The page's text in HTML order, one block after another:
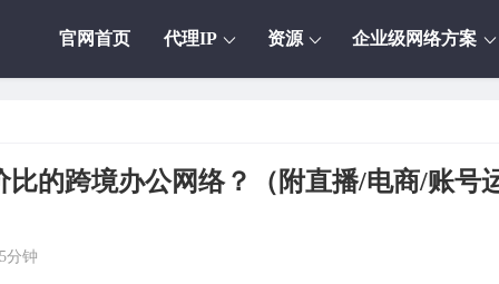
官网首页 代理IP 资源 企业级网络方案
的跨境办公网络？（附直播/电商/账号
分钟